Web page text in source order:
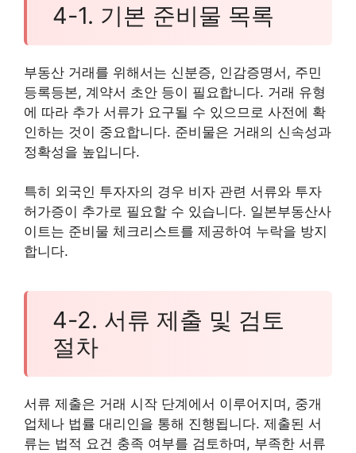
4-1. 기본 준비물 목록
부동산 거래를 위해서는 신분증, 인감증명서, 주민
등록등본, 계약서 초안 등이 필요합니다. 거래 유형
에 따라 추가 서류가 요구될 수 있으므로 사전에 확
인하는 것이 중요합니다. 준비물은 거래의 신속성과
정확성을 높입니다.
특히 외국인 투자자의 경우 비자 관련 서류와 투자
허가증이 추가로 필요할 수 있습니다. 일본부동산사
이트는 준비물 체크리스트를 제공하여 누락을 방지
합니다.
4-2. 서류 제출 및 검토
절차
서류 제출은 거래 시작 단계에서 이루어지며, 중개
업체나 법률 대리인을 통해 진행됩니다. 제출된 서
류는 법적 요건 충족 여부를 검토하며, 부족한 서류